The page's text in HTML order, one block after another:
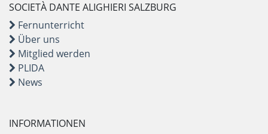
SOCIETÀ DANTE ALIGHIERI SALZBURG
Fernunterricht
Über uns
Mitglied werden
PLIDA
News
INFORMATIONEN